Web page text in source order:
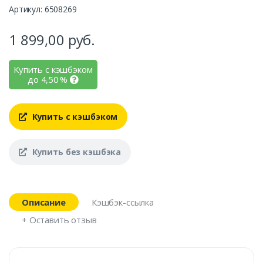
Артикул: 6508269
1 899,00 руб.
Купить с кэшбэком
до 4,50%
Купить с кэшбэком
Купить без кэшбэка
Описание
Кэшбэк-ссылка
+ Оставить отзыв